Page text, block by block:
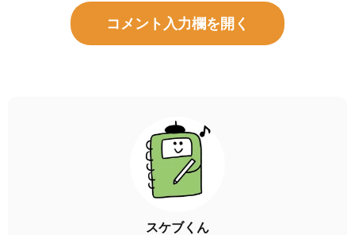
コメント入力欄を開く
スケブくん